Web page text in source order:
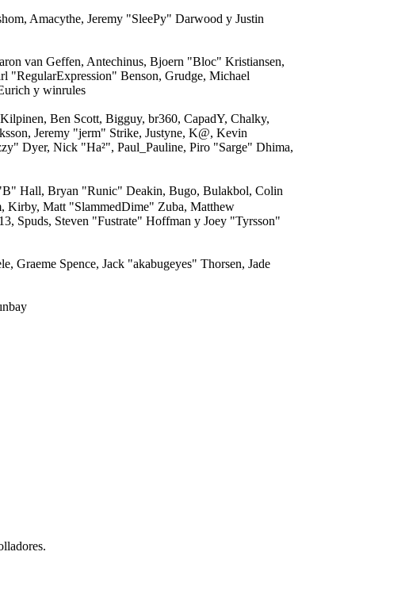
Amacythe, Jeremy "SleePy" Darwood y Justin
van Geffen, Antechinus, Bjoern "Bloc" Kristiansen,
"RegularExpression" Benson, Grudge, Michael
y winrules
Ben Scott, Bigguy, br360, CapadY, Chalky,
Jeremy "jerm" Strike, Justyne, K@, Kevin
Dyer, Nick "Ha²", Paul_Pauline, Piro "Sarge" Dhima,
Hall, Bryan "Runic" Deakin, Bugo, Bulakbol, Colin
Kirby, Matt "SlammedDime" Zuba, Matthew
Spuds, Steven "Fustrate" Hoffman y Joey "Tyrsson"
Spence, Jack "akabugeyes" Thorsen, Jade